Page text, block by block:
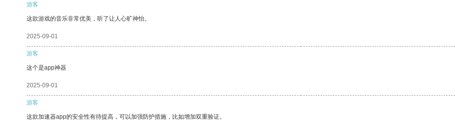
游客
这款游戏的音乐非常优美，听了让人心旷神怡。
2025-09-01
游客
这个是app神器
2025-09-01
游客
这款加速器app的安全性有待提高，可以加强防护措施，比如增加双重验证。